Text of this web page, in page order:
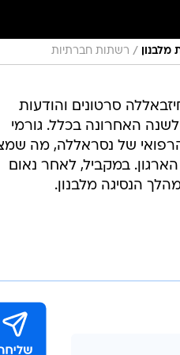
/ רשתות חברתיות
סרטונים והודעות
האחרונה בכלל. גורמי
הרפואי של נסראללה, מה
במקביל, לאחר נאום
הנסיגה מלבנון.